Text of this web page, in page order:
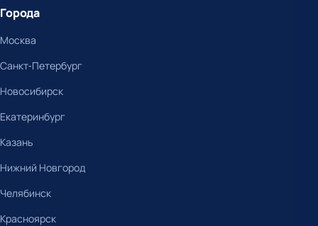
Города
Москва
Санкт-Петербург
Новосибирск
Екатеринбург
Казань
Нижний Новгород
Челябинск
Красноярск